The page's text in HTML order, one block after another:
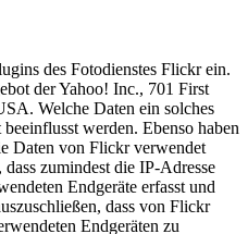
des Fotodienstes Flickr ein.
der Yahoo! Inc., 701 First
Welche Daten ein solches
werden. Ebenso haben
Daten von Flickr verwendet
zumindest die IP-Adresse
Endgeräte erfasst und
dass von Flickr
Endgeräten zu